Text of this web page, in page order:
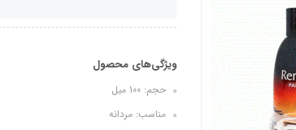
ویژگی‌های محصول
حجم: 100 میل
مناسب: مردانه